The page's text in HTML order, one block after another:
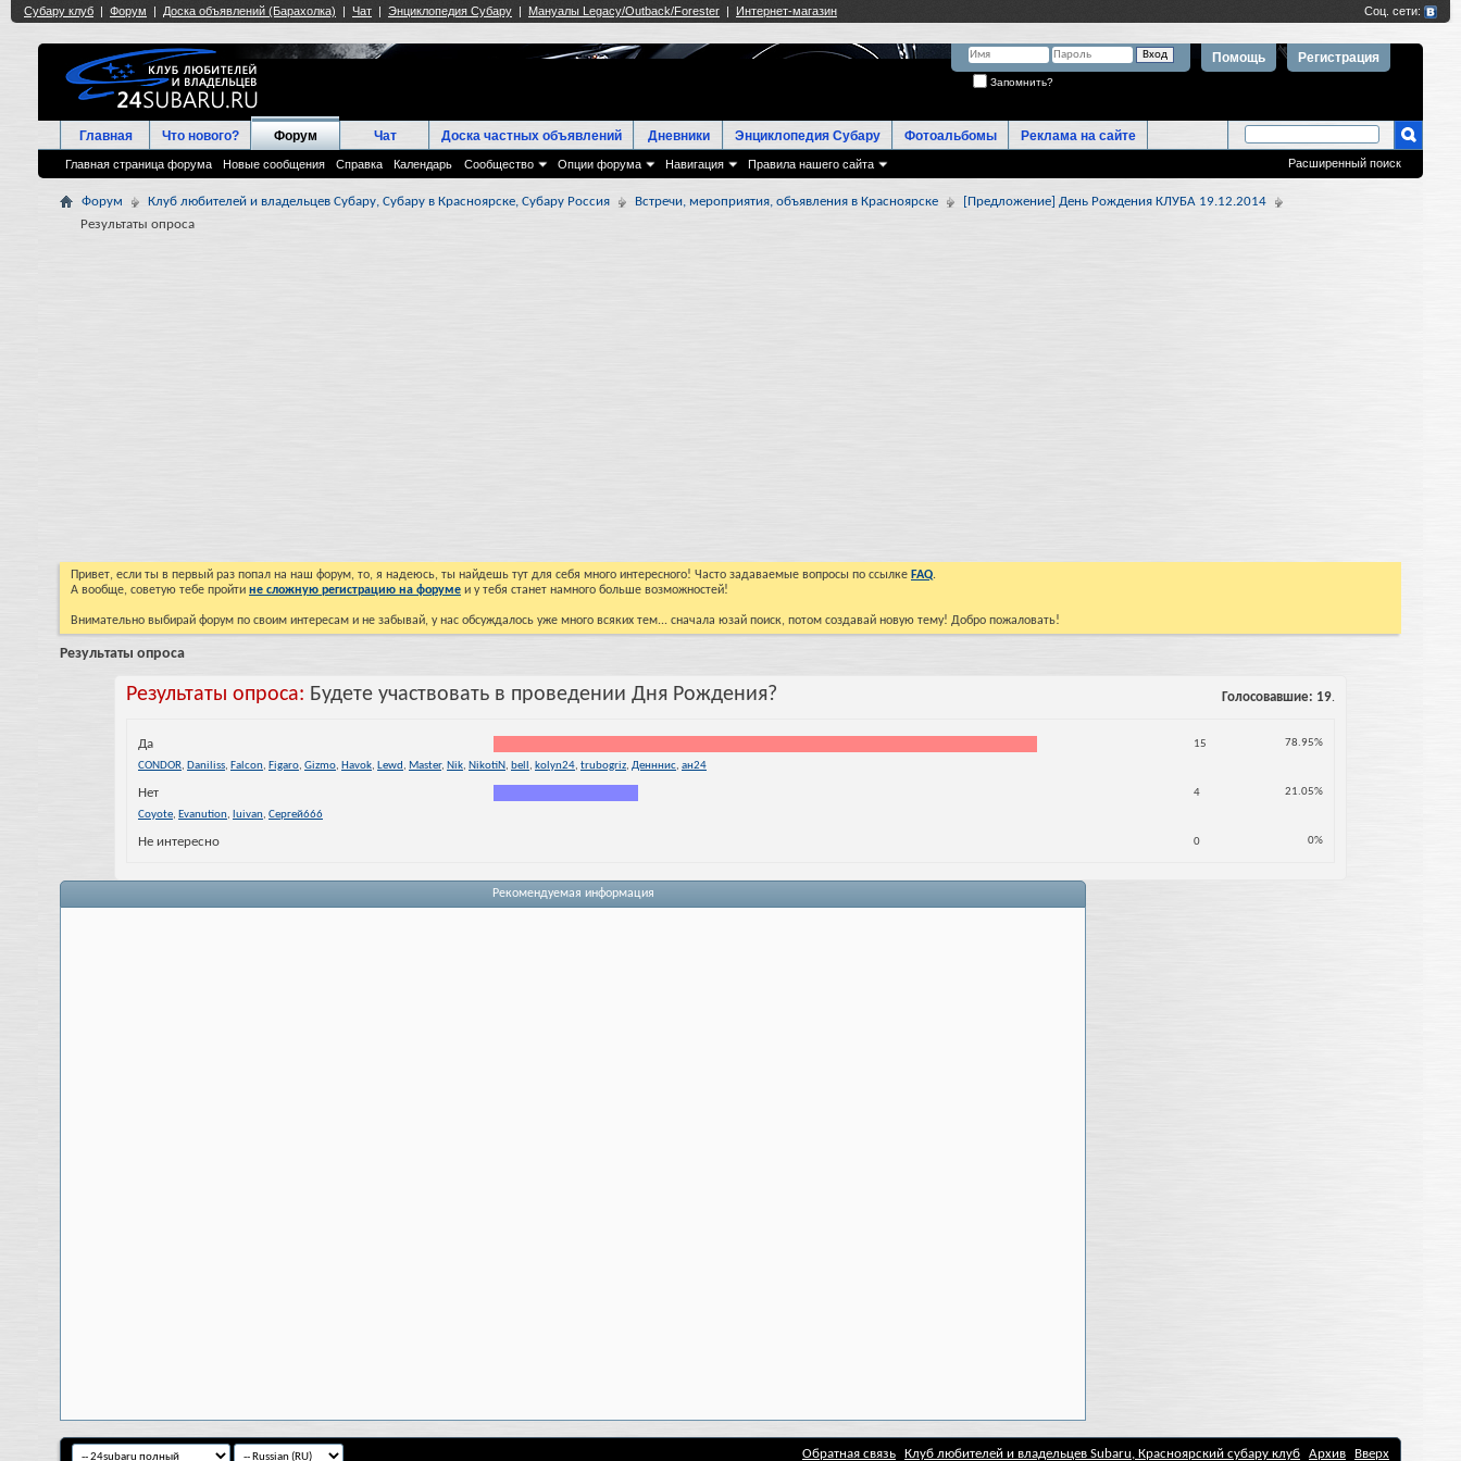
Регистрация
Помощь
Запомнить?
Главная Что нового? Форум
Главная страница форума Новые сообщения Справка Календарь Сообщество Опции форума Навигация Правила нашего сайта
Чат Доска частных объявлений Дневники Энциклопедия Субару Фотоальбомы Реклама на сайте
Расширенный поиск
Форум Клуб любителей и владельцев Субару, Субару в Красноярске, Субару Россия Встречи, мероприятия, объявления в Красноярске
[Предложение] День Рождения КЛУБА 19.12.2014
Результаты опроса
Привет, если ты в первый раз попал на наш форум, то, я надеюсь, ты найдешь тут для себя много интересного! Часто задаваемые вопросы по ссылке FAQ.
А вообще, советую тебе пройти не сложную регистрацию на форуме и у тебя станет намного больше возможностей!
Внимательно выбирай форум по своим интересам и не забывай, у нас обсуждалось уже много всяких тем... сначала юзай поиск, потом создавай новую тему! Добро пожаловать!
Результаты опроса
Результаты опроса: Будете участвовать в проведении Дня Рождения? Голосовавшие 19.
Да 15
78.95%
CONDOR, Daniliss, Falcon, Figaro, Gizmo, Havok, Lewd, Master, Nik, NikotiN, bell , kolyn24, trubogriz, Денннис, ан24
Нет 4
21.05%
Coyote, Evanution, luivan, Сергей666
Не интересно 0 0%
Рекомендуемая информация
Обратная связь Клуб любителей и владельцев Subaru, Красноярский субару клуб Архив Вверх